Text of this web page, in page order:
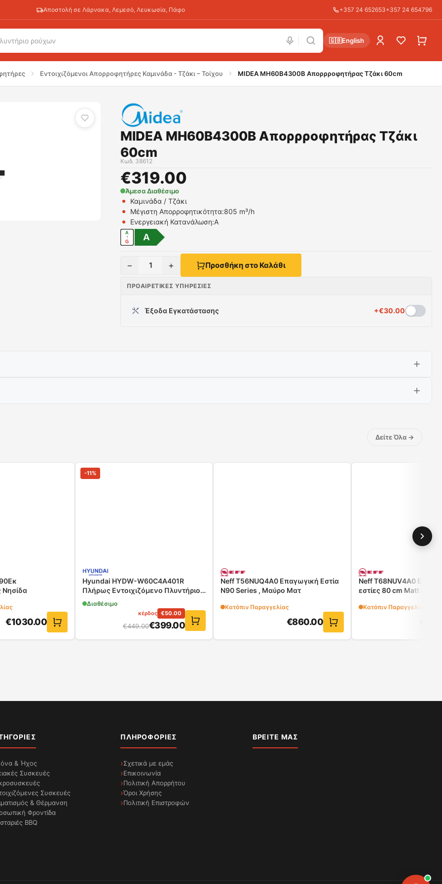
Αποστολή σε Λάρνακα, Λεμεσό, Λευκωσία, Πάφο +357 24 652653+357 24 654796
🇬🇧English
Εντοιχιζόμενοι Απορροφητήρες Καμινάδα - Τζάκι – Τοίχου MIDEA MH60B4300B Απορρροφητήρας Τζάκι 60cm
MIDEA MH60B4300B Απορρροφητήρας Τζάκι
60cm
Κωδ. 38612
€319.00
Άμεσα Διαθέσιμο
Καμινάδα / Τζάκι
Μέγιστη Απορροφητικότητα:805 m³/h
Ενεργειακή Κατανάλωση:A
A
↑
G A
− 1 + Προσθήκη στο Καλάθι
ΠΡΟΑΙΡΕΤΙΚΈΣ ΥΠΗΡΕΣΊΕΣ
Έξοδα Εγκατάστασης +€30.00
να αγγίξετε το κουδούνι για να το χρησιμοποιήσετε, απλά με μια κίνηση ενεργοποιείται η επιθυμητή
Δείτε Όλα →
€1030.00
-11%
Hyundai HYDW-W60C4A401R
Πλήρως Εντοιχιζόμενο Πλυντήριο
Πιάτων
Διαθέσιμο
κέρδος €50.00
€449.00€399.00
Neff T56NUQ4A0 Επαγωγική Εστία
N90 Series , Μαύρο Ματ
Κατόπιν Παραγγελίας
€860.00
Neff T68NUV4A0
εστίες 80 cm Matt black
Κατόπιν Παραγγελίας
& Ήχος
Συσκευές
Συσκευές
& Θέρμανση
Φροντίδα
BBQ
ΠΛΗΡΟΦΟΡΊΕΣ
Σχετικά με εμάς
Επικοινωνία
Πολιτική Απορρήτου
Όροι Χρήσης
Πολιτική Επιστροφών
ΒΡΕΊΤΕ ΜΑΣ